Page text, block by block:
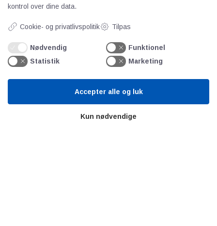
Teknologisk Institut
Videncentre
Litteratur
Forkortelser
Værd at besøge
kontrol over dine data.
Cookie- og privatlivspolitik Tilpas
Nødvendig
Funktionel
Statistik
Marketing
Kun nødvendige
Accepter alle og luk